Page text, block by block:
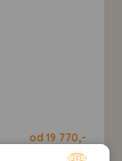
od 19 770,-